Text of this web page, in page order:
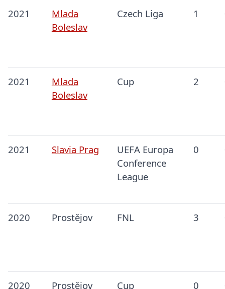
2021
Mlada
Boleslav
Czech Liga 1
2021
Mlada
Boleslav
Cup 2
2021 Slavia Prag
UEFA Europa
Conference
League
0
2020 Prostějov FNL 3
2020 Prostějov Cup 0